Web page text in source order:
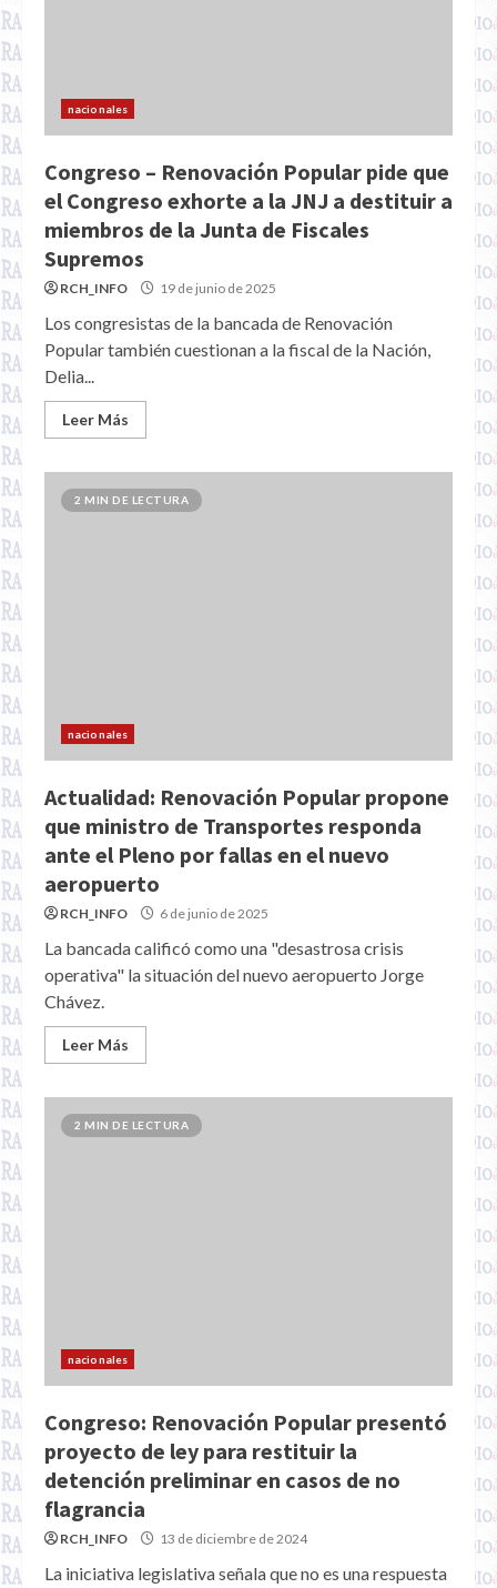
nacionales
Congreso – Renovación Popular pide que
el Congreso exhorte a la JNJ a destituir a
miembros de la Junta de Fiscales
Supremos
RCH_INFO 19 de junio de 2025
Los congresistas de la bancada de Renovación
Popular también cuestionan a la fiscal de la Nación,
Delia...
Leer Más
2 MIN DE LECTURA
nacionales
Actualidad: Renovación Popular propone
que ministro de Transportes responda
ante el Pleno por fallas en el nuevo
aeropuerto
RCH_INFO 6 de junio de 2025
La bancada calificó como una "desastrosa crisis
operativa" la situación del nuevo aeropuerto Jorge
Chávez.
Leer Más
2 MIN DE LECTURA
nacionales
Congreso: Renovación Popular presentó
proyecto de ley para restituir la
detención preliminar en casos de no
flagrancia
RCH_INFO 13 de diciembre de 2024
La iniciativa legislativa señala que no es una respuesta